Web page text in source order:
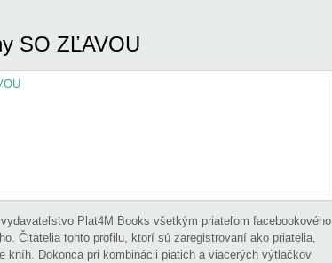
,Durec Martin,eBooky, tablety, distribúcia kníh
,Hronský Štefan, Hrubík Pavel
na Záhradkárske knihy SO ZĽAVOU
SO ZĽAVOU
Plat4M Books všetkým priateľom facebookového
Čitatelia tohto profilu, ktorí sú zaregistrovaní ako priatelia,
kníh. Dokonca pri kombinácii piatich a viacerých výtlačkov